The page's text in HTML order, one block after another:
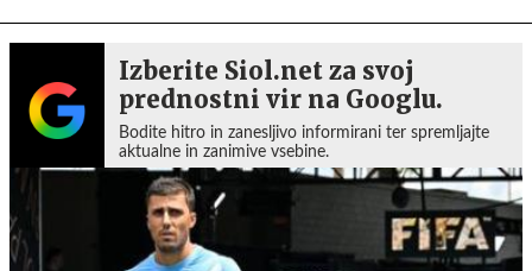
Izberite Siol.net za svoj
prednostni vir na Googlu.
Bodite hitro in zanesljivo informirani ter spremljajte
aktualne in zanimive vsebine.